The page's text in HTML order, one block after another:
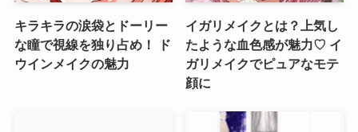
キラキラの涙袋とドーリー
な瞳で視線を独り占め！ ド
ウインメイクの魅力
イガリメイクとは？上気し
たような血色感が魅力♡ イ
ガリメイクでピュアなモテ
顔に